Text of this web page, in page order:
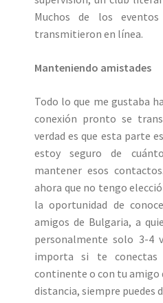
Muchos de los
transmitieron en línea.
Manteniendo amistades
Todo lo que me gustaba
conexión pronto se
verdad es que esta parte
estoy seguro de
mantener esos
ahora que no tengo
la oportunidad de
amigos de Bulgaria, a
personalmente solo 3-4
importa si te
continente o con tu amigo
distancia, siempre puedes